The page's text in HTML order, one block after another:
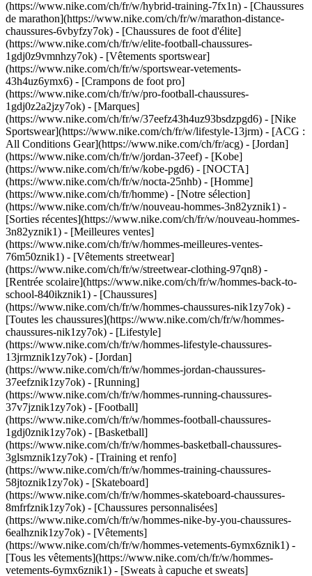
(https://www.nike.com/ch/fr/w/hybrid-training-7fx1n) - [Chaussures
de marathon](https://www.nike.com/ch/fr/w/marathon-distance-
chaussures-6vbyfzy7ok) - [Chaussures de foot d'élite]
(https://www.nike.com/ch/fr/w/elite-football-chaussures-
1gdj0z9vmnhzy7ok) - [Vêtements sportswear]
(https://www.nike.com/ch/fr/w/sportswear-vetements-
43h4uz6ymx6) - [Crampons de foot pro]
(https://www.nike.com/ch/fr/w/pro-football-chaussures-
1gdj0z2a2jzy7ok) - [Marques]
(https://www.nike.com/ch/fr/w/37eefz43h4uz93bsdzpgd6) - [Nike
Sportswear](https://www.nike.com/ch/fr/w/lifestyle-13jrm) - [ACG :
All Conditions Gear](https://www.nike.com/ch/fr/acg) - [Jordan]
(https://www.nike.com/ch/fr/w/jordan-37eef) - [Kobe]
(https://www.nike.com/ch/fr/w/kobe-pgd6) - [NOCTA]
(https://www.nike.com/ch/fr/w/nocta-25nhb) - [Homme]
(https://www.nike.com/ch/fr/homme) - [Notre sélection]
(https://www.nike.com/ch/fr/w/nouveau-hommes-3n82yznik1) -
[Sorties récentes](https://www.nike.com/ch/fr/w/nouveau-hommes-
3n82yznik1) - [Meilleures ventes]
(https://www.nike.com/ch/fr/w/hommes-meilleures-ventes-
76m50znik1) - [Vêtements streetwear]
(https://www.nike.com/ch/fr/w/streetwear-clothing-97qn8) -
[Rentrée scolaire](https://www.nike.com/ch/fr/w/hommes-back-to-
school-840ikznik1) - [Chaussures]
(https://www.nike.com/ch/fr/w/hommes-chaussures-nik1zy7ok) -
[Toutes les chaussures](https://www.nike.com/ch/fr/w/hommes-
chaussures-nik1zy7ok) - [Lifestyle]
(https://www.nike.com/ch/fr/w/hommes-lifestyle-chaussures-
13jrmznik1zy7ok) - [Jordan]
(https://www.nike.com/ch/fr/w/hommes-jordan-chaussures-
37eefznik1zy7ok) - [Running]
(https://www.nike.com/ch/fr/w/hommes-running-chaussures-
37v7jznik1zy7ok) - [Football]
(https://www.nike.com/ch/fr/w/hommes-football-chaussures-
1gdj0znik1zy7ok) - [Basketball]
(https://www.nike.com/ch/fr/w/hommes-basketball-chaussures-
3glsmznik1zy7ok) - [Training et renfo]
(https://www.nike.com/ch/fr/w/hommes-training-chaussures-
58jtoznik1zy7ok) - [Skateboard]
(https://www.nike.com/ch/fr/w/hommes-skateboard-chaussures-
8mfrfznik1zy7ok) - [Chaussures personnalisées]
(https://www.nike.com/ch/fr/w/hommes-nike-by-you-chaussures-
6ealhznik1zy7ok) - [Vêtements]
(https://www.nike.com/ch/fr/w/hommes-vetements-6ymx6znik1) -
[Tous les vêtements](https://www.nike.com/ch/fr/w/hommes-
vetements-6ymx6znik1) - [Sweats à capuche et sweats]